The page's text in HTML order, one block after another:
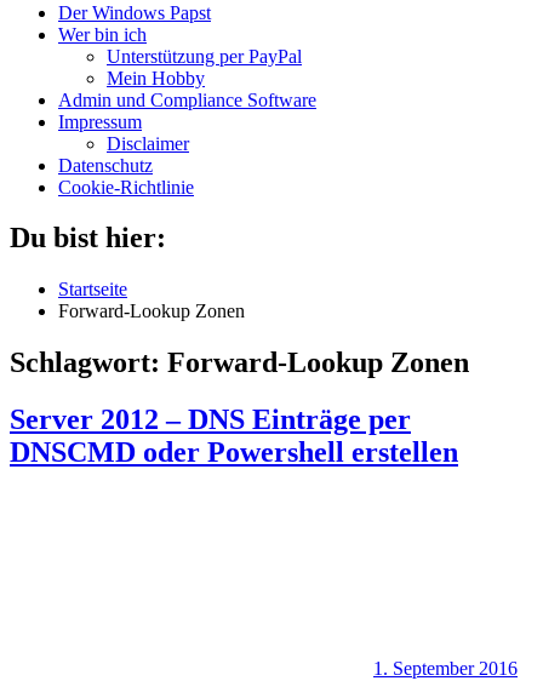
Der Windows Papst
Wer bin ich
Unterstützung per PayPal
Mein Hobby
Admin und Compliance Software
Impressum
Disclaimer
Datenschutz
Cookie-Richtlinie
Du bist hier:
Startseite
Forward-Lookup Zonen
Schlagwort: Forward-Lookup Zonen
Server 2012 – DNS Einträge per
DNSCMD oder Powershell erstellen
1. September 2016